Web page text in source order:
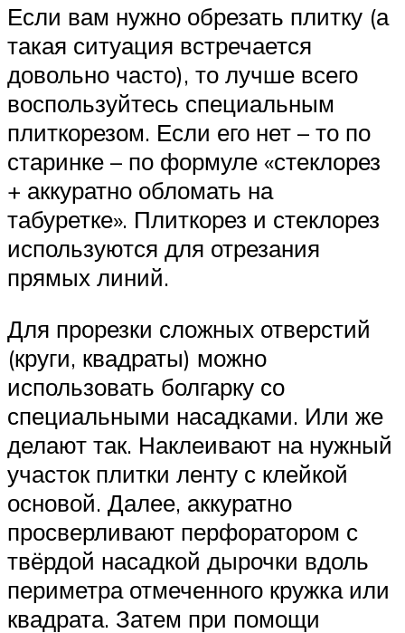
Если вам нужно обрезать плитку (а
такая ситуация встречается
довольно часто), то лучше всего
воспользуйтесь специальным
плиткорезом. Если его нет – то по
старинке – по формуле «стеклорез
+ аккуратно обломать на
табуретке». Плиткорез и стеклорез
используются для отрезания
прямых линий.
Для прорезки сложных отверстий
(круги, квадраты) можно
использовать болгарку со
специальными насадками. Или же
делают так. Наклеивают на нужный
участок плитки ленту с клейкой
основой. Далее, аккуратно
просверливают перфоратором с
твёрдой насадкой дырочки вдоль
периметра отмеченного кружка или
квадрата. Затем при помощи